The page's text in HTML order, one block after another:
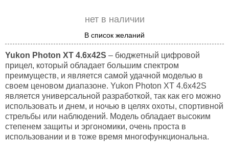
нет в наличии
В список желаний
Yukon Photon XT 4.6x42S – бюджетный цифровой
прицел, который обладает большим спектром
преимуществ, и является самой удачной моделью в
своем ценовом диапазоне. Yukon Photon XT 4.6x42S
является универсальной разработкой, так как его можно
использовать и днем, и ночью в целях охоты, спортивной
стрельбы или наблюдений. Модель обладает высоким
степенем защиты и эргономики, очень проста в
использовании и в тоже время многофункциональна.